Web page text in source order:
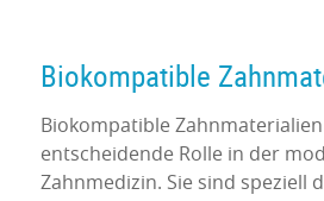
Biokompatible
Biokompatible
entscheidende Rolle in der
Zahnmedizin. Sie sind speziell